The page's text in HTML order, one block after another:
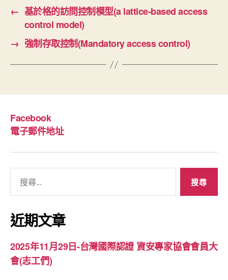
← 基於格的訪問控制模型(a lattice-based access
control model)
→ 強制存取控制(Mandatory access control)
Facebook
電子郵件地址
鍵
字:
近期文章
2025年11月29日-台灣國際認證 資安專家協會會員大
會(志工們)